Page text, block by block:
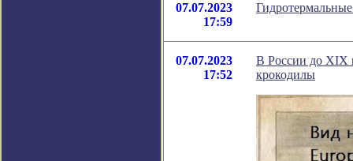
07.07.2023
17:59
07.07.2023
17:52
В России до XIX
крокодилы